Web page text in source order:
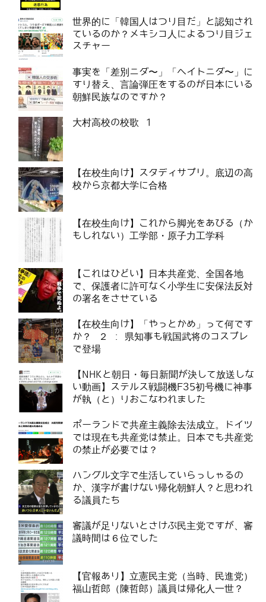
世界的に「韓国人はつり目だ」と認知され
ているのか？メキシコ人によるつり目ジェ
スチャー
事実を「差別ニダ〜」「ヘイトニダ〜」に
すり替え、言論弾圧をするのが日本にいる
朝鮮民族なのですか？
大村高校の校歌 1
【在校生向け】スタディサプリ。底辺の高
校から京都大学に合格
【在校生向け】これから脚光をあびる（か
もしれない）工学部・原子力工学科
【これはひどい】日本共産党、全国各地
で、保護者に許可なく小学生に安保法反対
の署名をさせている
【在校生向け】「やっとかめ」って何です
か？ ２ : 県知事も戦国武将のコスプレ
で登場
【NHKと朝日・毎日新聞が決して放送しな
い動画】ステルス戦闘機F35初号機に神事
が執（と）りおこなわれました
ポーランドで共産主義除去法成立。ドイツ
では現在も共産党は禁止。日本でも共産党
の禁止が必要では？
ハングル文字で生活していらっしゃるの
か、漢字が書けない帰化朝鮮人？と思われ
る議員たち
審議が足りないとさけぶ民主党ですが、審
議時間は６位でした
【官報あり】立憲民主党（当時、民進党）
福山哲郎（陳哲郎）議員は帰化人一世？